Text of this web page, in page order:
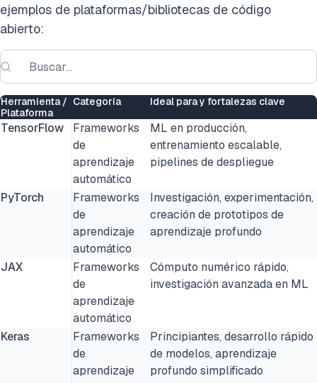
ejemplos de plataformas/bibliotecas de código
abierto:
Herramienta /
Plataforma
Categoría Ideal para y fortalezas clave
TensorFlow
Frameworks
de
aprendizaje
automático
ML en producción,
entrenamiento escalable,
pipelines de despliegue
PyTorch
Frameworks
de
aprendizaje
automático
Investigación, experimentación,
creación de prototipos de
aprendizaje profundo
JAX
Frameworks
de
aprendizaje
automático
Cómputo numérico rápido,
investigación avanzada en ML
Keras
Frameworks
de
aprendizaje
Principiantes, desarrollo rápido
de modelos, aprendizaje
profundo simplificado